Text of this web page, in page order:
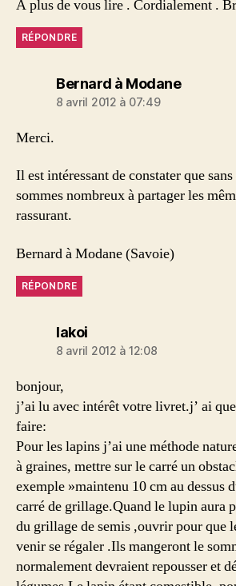
A plus de vous lire . Cordialement .
RÉPONDRE
Bernard à Modanedit :
8 avril 2012 à 07:49
Merci.
Il est intéressant de constater que
sommes nombreux à partager les
rassurant.
Bernard à Modane (Savoie)
RÉPONDRE
lakoidit :
8 avril 2012 à 12:08
bonjour,
j’ai lu avec intérêt votre livret.j’ ai
faire:
Pour les lapins j’ai une méthode
à graines, mettre sur le carré un
exemple »maintenu 10 cm au dessus
carré de grillage.Quand le lupin aura
du grillage de semis ,ouvrir pour que
venir se régaler .Ils mangeront le
normalement devraient repousser et